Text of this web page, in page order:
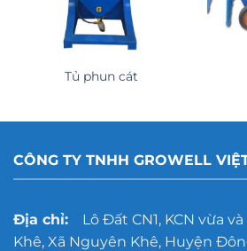
Tủ phun cát
CÔNG TY TNHH GROWELL
Địa chỉ:Lô Đất CN1, KCN vừa
Khê, Xã Nguyên Khê, Huyện